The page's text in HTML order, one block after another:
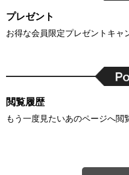
プレゼント
お得な会員限定プレゼントキャ
閲覧履歴
もう一度見たいあのページへ閲